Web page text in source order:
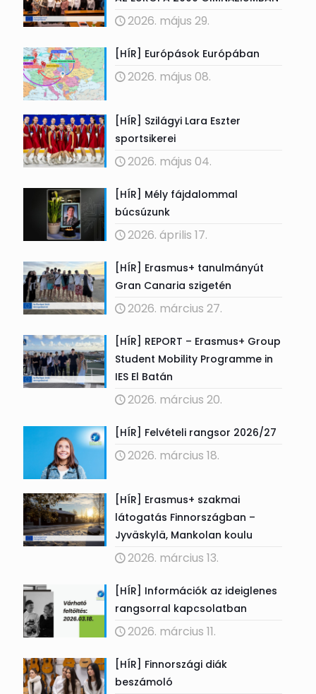
2026. május 29.
[HÍR] Európások Európában
2026. május 08.
[HÍR] Szilágyi Lara Eszter
sportsikerei
2026. május 04.
[HÍR] Mély fájdalommal
búcsúzunk
2026. április 17.
[HÍR] Erasmus+ tanulmányút
Gran Canaria szigetén
2026. március 27.
[HÍR] REPORT – Erasmus+ Group
Student Mobility Programme in
IES El Batán
2026. március 20.
[HÍR] Felvételi rangsor 2026/27
2026. március 18.
[HÍR] Erasmus+ szakmai
látogatás Finnországban –
Jyväskylä, Mankolan koulu
2026. március 13.
[HÍR] Információk az ideiglenes
rangsorral kapcsolatban
2026. március 11.
[HÍR] Finnországi diák
beszámoló